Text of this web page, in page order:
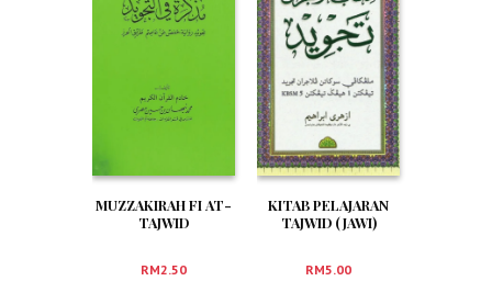
MUZZAKIRAH FI AT-
TAJWID
RM2.50
KITAB PELAJARAN
TAJWID (JAWI)
RM5.00